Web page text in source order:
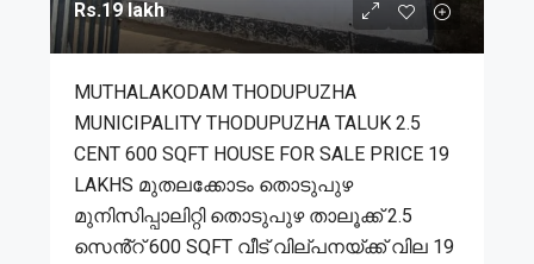
Rs.19 lakh
MUTHALAKODAM THODUPUZHA
MUNICIPALITY THODUPUZHA TALUK 2.5
CENT 600 SQFT HOUSE FOR SALE PRICE 19
LAKHS മുതലക്കോടം തൊടുപുഴ
മുനിസിപ്പാലിറ്റി തൊടുപുഴ താലൂക്ക് 2.5
സെൻ്റ് 600 SQFT വീട് വില്പനയ്ക്ക് വില 19